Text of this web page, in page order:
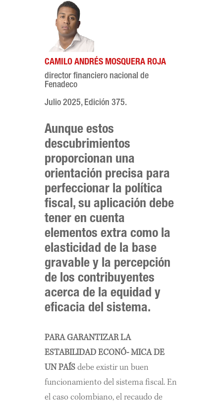
CAMILO ANDRÉS MOSQUERA ROJA
director financiero nacional de
Fenadeco
Julio 2025, Edición 375.
Aunque estos
descubrimientos
proporcionan una
orientación precisa para
perfeccionar la política
fiscal, su aplicación debe
tener en cuenta
elementos extra como la
elasticidad de la base
gravable y la percepción
de los contribuyentes
acerca de la equidad y
eficacia del sistema.
PARA GARANTIZAR LA
ESTABILIDAD ECONÓ- MICA DE
UN PAÍSdebe existir un buen
funcionamiento del sistema fiscal. En
el caso colombiano, el recaudo de